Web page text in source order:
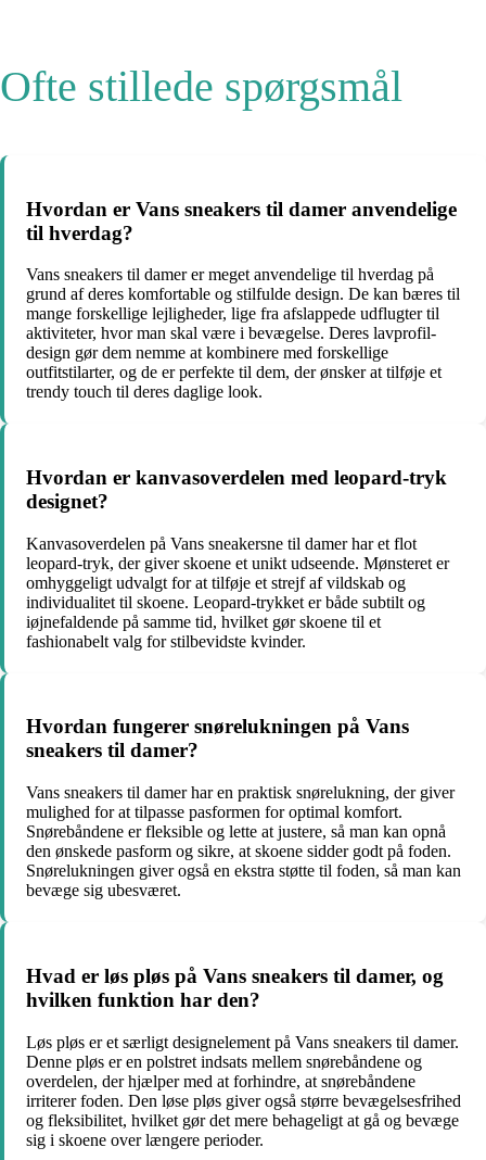
Ofte stillede spørgsmål
Hvordan er Vans sneakers til damer anvendelige
til hverdag?
Vans sneakers til damer er meget anvendelige til hverdag på
grund af deres komfortable og stilfulde design. De kan bæres til
mange forskellige lejligheder, lige fra afslappede udflugter til
aktiviteter, hvor man skal være i bevægelse. Deres lavprofil-
design gør dem nemme at kombinere med forskellige
outfitstilarter, og de er perfekte til dem, der ønsker at tilføje et
trendy touch til deres daglige look.
Hvordan er kanvasoverdelen med leopard-tryk
designet?
Kanvasoverdelen på Vans sneakersne til damer har et flot
leopard-tryk, der giver skoene et unikt udseende. Mønsteret er
omhyggeligt udvalgt for at tilføje et strejf af vildskab og
individualitet til skoene. Leopard-trykket er både subtilt og
iøjnefaldende på samme tid, hvilket gør skoene til et
fashionabelt valg for stilbevidste kvinder.
Hvordan fungerer snørelukningen på Vans
sneakers til damer?
Vans sneakers til damer har en praktisk snørelukning, der giver
mulighed for at tilpasse pasformen for optimal komfort.
Snørebåndene er fleksible og lette at justere, så man kan opnå
den ønskede pasform og sikre, at skoene sidder godt på foden.
Snørelukningen giver også en ekstra støtte til foden, så man kan
bevæge sig ubesværet.
Hvad er løs pløs på Vans sneakers til damer, og
hvilken funktion har den?
Løs pløs er et særligt designelement på Vans sneakers til damer.
Denne pløs er en polstret indsats mellem snørebåndene og
overdelen, der hjælper med at forhindre, at snørebåndene
irriterer foden. Den løse pløs giver også større bevægelsesfrihed
og fleksibilitet, hvilket gør det mere behageligt at gå og bevæge
sig i skoene over længere perioder.